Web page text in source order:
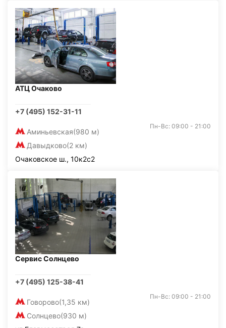
АТЦ Очаково
+7 (495) 152-31-11
Аминьевская(980 м)
Давыдково(2 км)
Пн-Вс: 09:00 - 21:00
Очаковское ш., 10к2с2
Сервис Солнцево
+7 (495) 125-38-41
Говорово(1,35 км)
Солнцево(930 м)
Пн-Вс: 09:00 - 21:00